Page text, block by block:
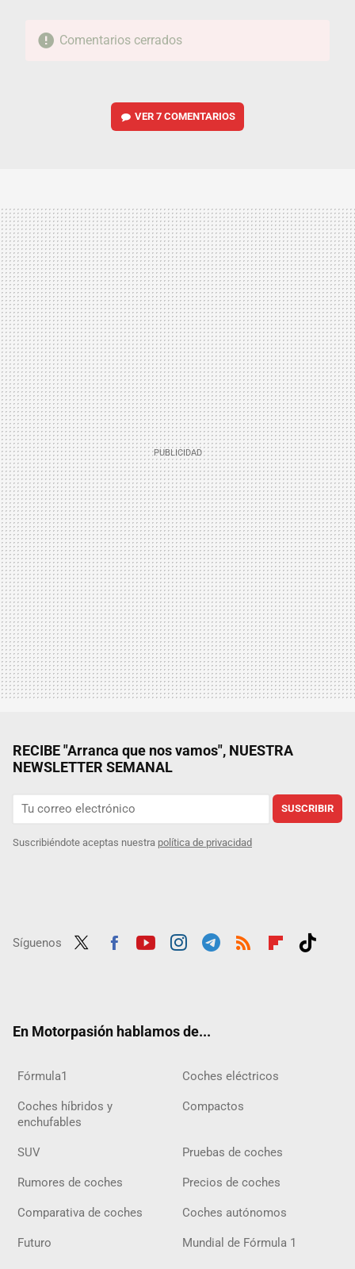
Comentarios cerrados
VER7 COMENTARIOS
RECIBE "Arranca que nos vamos", NUESTRA
NEWSLETTER SEMANAL
SUSCRIBIR
Suscribiéndote aceptas nuestra política de privacidad
Síguenos
En Motorpasión hablamos de...
Fórmula1 Coches eléctricos
Coches híbridos y
enchufables
Compactos
SUV Pruebas de coches
Rumores de coches Precios de coches
Comparativa de coches Coches autónomos
Futuro Mundial de Fórmula 1